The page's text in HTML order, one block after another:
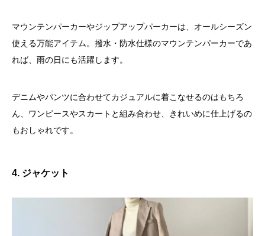
マウンテンパーカーやジップアップパーカーは、オールシーズン
使える万能アイテム。撥水・防水仕様のマウンテンパーカーであ
れば、雨の日にも活躍します。
デニムやパンツに合わせてカジュアルに着こなせるのはもちろ
ん、ワンピースやスカートと組み合わせ、きれいめに仕上げるの
もおしゃれです。
4. ジャケット